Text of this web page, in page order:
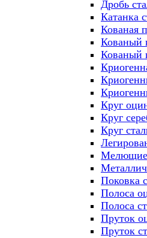
Дробь
Катанка
Кованая
Кованый
Кованый
Круг
Круг
Круг
Поковка
Полоса
Полоса
Пруток
Пруток